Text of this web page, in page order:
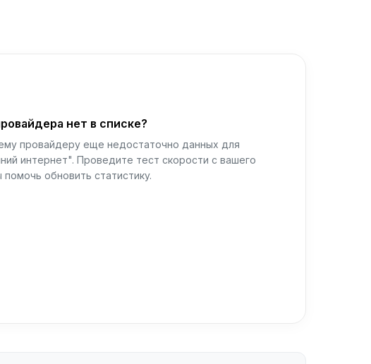
нет в списке?
провайдеру еще недостаточно данных для
интернет". Проведите тест скорости с вашего
обновить статистику.